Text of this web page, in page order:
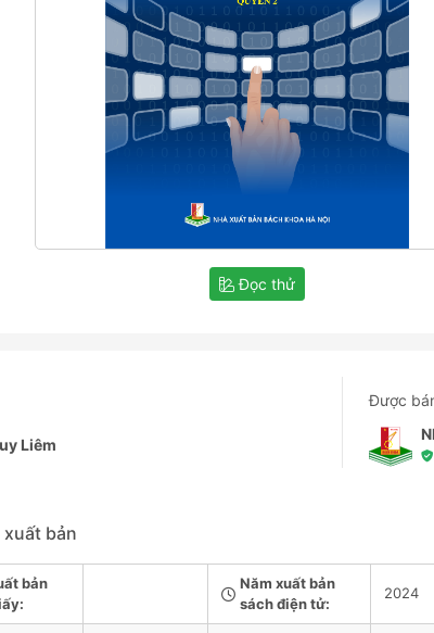
Đọc thử
Liêm
Được
bản
bản
Năm xuất bản
sách điện tử:
2024